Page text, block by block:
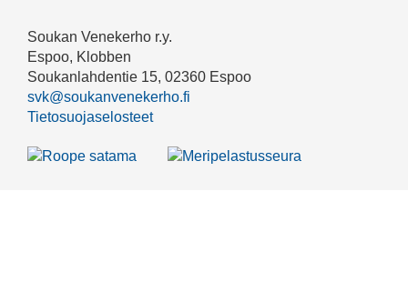
Soukan Venekerho r.y.
Espoo, Klobben
Soukanlahdentie 15, 02360 Espoo
svk@soukanvenekerho.fi
Tietosuojaselosteet